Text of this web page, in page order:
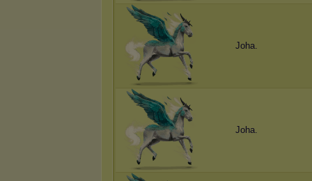
Joha.
Joha.